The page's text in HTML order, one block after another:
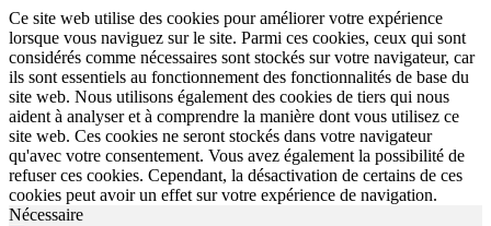
Ce site web utilise des cookies pour améliorer votre expérience
lorsque vous naviguez sur le site. Parmi ces cookies, ceux qui sont
considérés comme nécessaires sont stockés sur votre navigateur, car
ils sont essentiels au fonctionnement des fonctionnalités de base du
site web. Nous utilisons également des cookies de tiers qui nous
aident à analyser et à comprendre la manière dont vous utilisez ce
site web. Ces cookies ne seront stockés dans votre navigateur
qu'avec votre consentement. Vous avez également la possibilité de
refuser ces cookies. Cependant, la désactivation de certains de ces
cookies peut avoir un effet sur votre expérience de navigation.
Nécessaire